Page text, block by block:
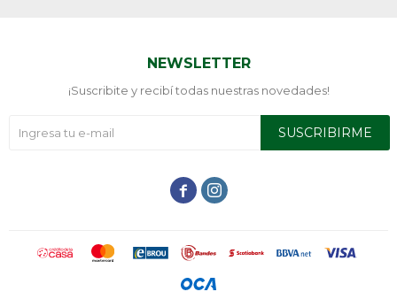
NEWSLETTER
¡Suscribite y recibí todas nuestras novedades!
SUSCRIBIRME
 